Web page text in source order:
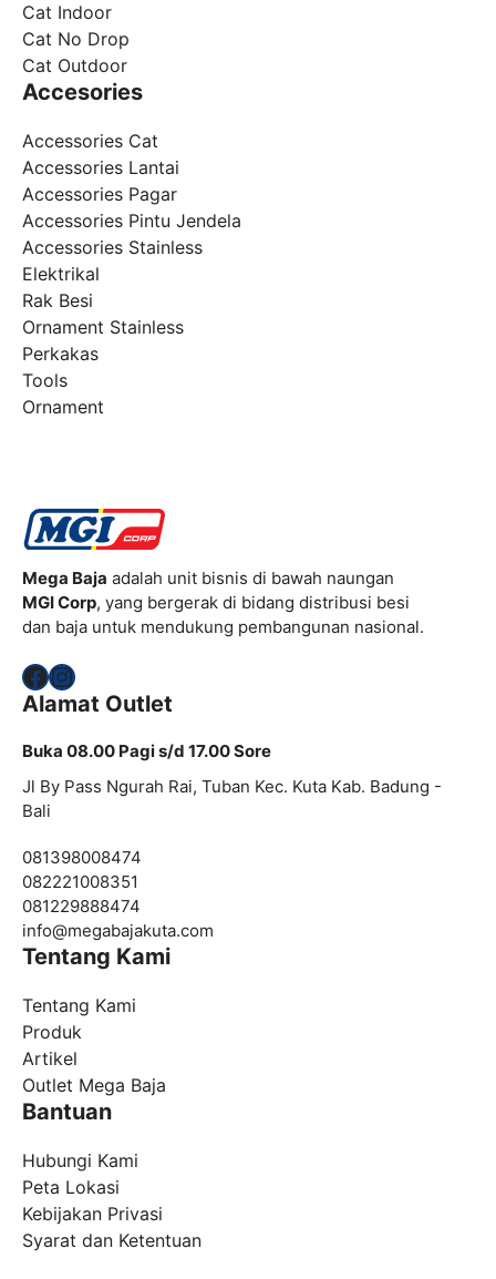
Cat Indoor
Cat No Drop
Cat Outdoor
Accesories
Accessories Cat
Accessories Lantai
Accessories Pagar
Accessories Pintu Jendela
Accessories Stainless
Elektrikal
Rak Besi
Ornament Stainless
Perkakas
Tools
Ornament
Mega Baja adalah unit bisnis di bawah naungan
MGI Corp, yang bergerak di bidang distribusi besi
dan baja untuk mendukung pembangunan nasional.
Facebook
Instagram
Alamat Outlet
Buka 08.00 Pagi s/d 17.00 Sore
Jl By Pass Ngurah Rai, Tuban Kec. Kuta Kab. Badung -
Bali
081398008474
082221008351
081229888474
info@megabajakuta.com
Tentang Kami
Tentang Kami
Produk
Artikel
Outlet Mega Baja
Bantuan
Hubungi Kami
Peta Lokasi
Kebijakan Privasi
Syarat dan Ketentuan